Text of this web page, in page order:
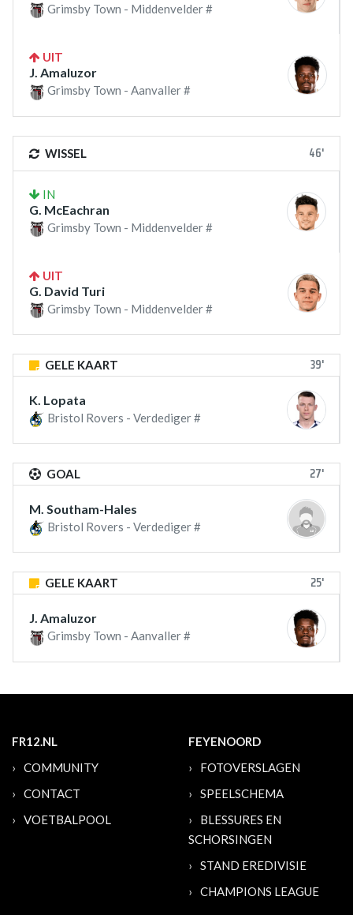
Grimsby Town - Middenvelder #
UIT
J. Amaluzor
Grimsby Town - Aanvaller #
WISSEL 46'
IN
G. McEachran
Grimsby Town - Middenvelder #
UIT
G. David Turi
Grimsby Town - Middenvelder #
GELE KAART 39'
K. Lopata
Bristol Rovers - Verdediger #
GOAL 27'
M. Southam-Hales
Bristol Rovers - Verdediger #
GELE KAART 25'
J. Amaluzor
Grimsby Town - Aanvaller #
FR12.NL
COMMUNITY
CONTACT
VOETBALPOOL
FEYENOORD
FOTOVERSLAGEN
SPEELSCHEMA
BLESSURES EN
SCHORSINGEN
STAND EREDIVISIE
CHAMPIONS LEAGUE